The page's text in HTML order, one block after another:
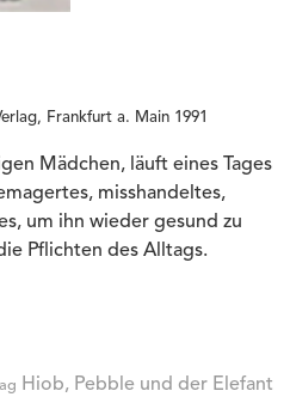
Frankfurt a. Main 1991
Mädchen, läuft eines Tages
misshandeltes,
um ihn wieder gesund zu
Pflichten des Alltags.
Hiob, Pebble und der Elefant